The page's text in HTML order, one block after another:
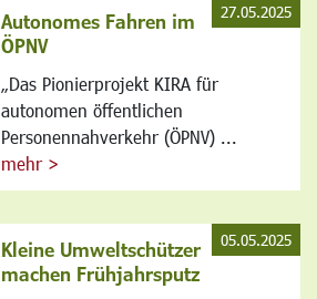
Autonomes Fahren im
ÖPNV
„Das Pionierprojekt KIRA für
autonomen öffentlichen
Personennahverkehr (ÖPNV) ...
mehr >
27.05.2025
Kleine Umweltschützer
machen Frühjahrsputz
05.05.2025